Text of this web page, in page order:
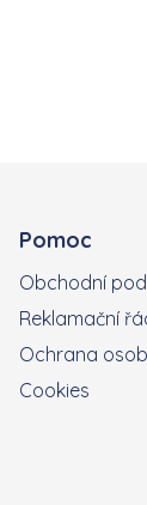
Pomoc
Obchodní
Reklamační
Ochrana
Cookies